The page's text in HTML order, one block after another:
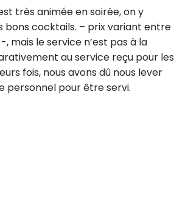
très animée en soirée, on y
bons cocktails. – prix variant entre
-, mais le service n’est pas à la
au service reçu pour les
fois, nous avons dû nous lever
personnel pour être servi.